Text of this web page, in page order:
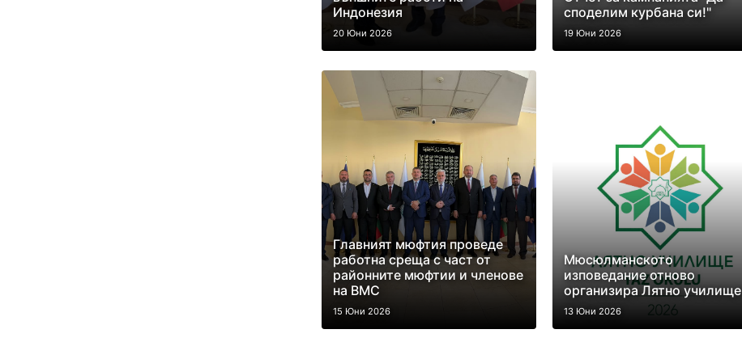
Индонезия
20 Юни 2026
споделим курбана си!"
19 Юни 2026
Главният мюфтия проведе
работна среща с част от
районните мюфтии и членове
на ВМС
15 Юни 2026
Мюсюлманското
изповедание отново
организира Лятно училище
13 Юни 2026